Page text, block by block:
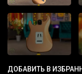
ДОБАВИТЬ В